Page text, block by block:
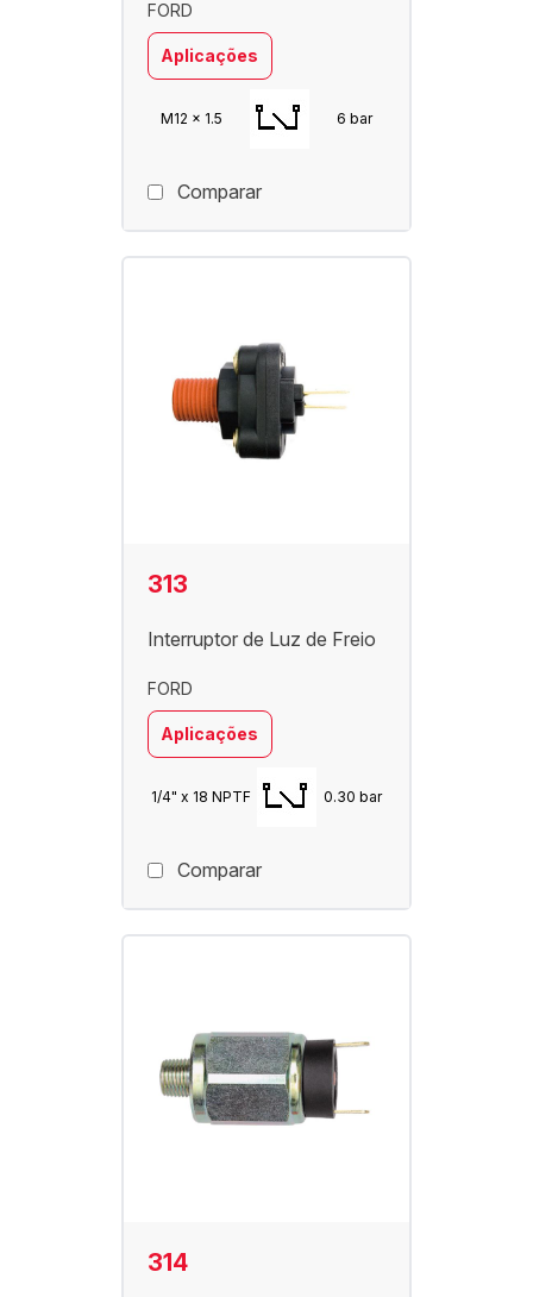
FORD
Aplicações
M12 x 1.5 6 bar
Comparar
313
Interruptor de Luz de Freio
FORD
Aplicações
1/4" x 18 NPTF 0.30 bar
Comparar
314